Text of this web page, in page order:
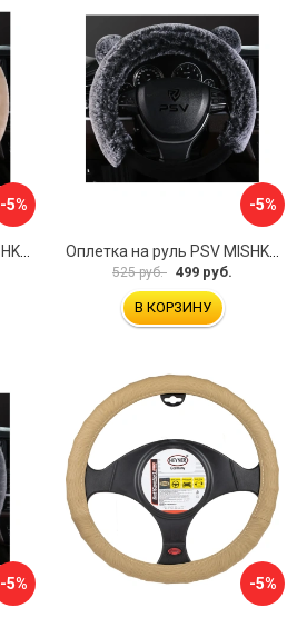
-5%
Оплетка на руль PSV MISHKA Premium 136099
-5%
Оплетка на руль PSV MISHKA Premium 136095
525 руб. 499 руб.
В КОРЗИНУ
-5% -5%